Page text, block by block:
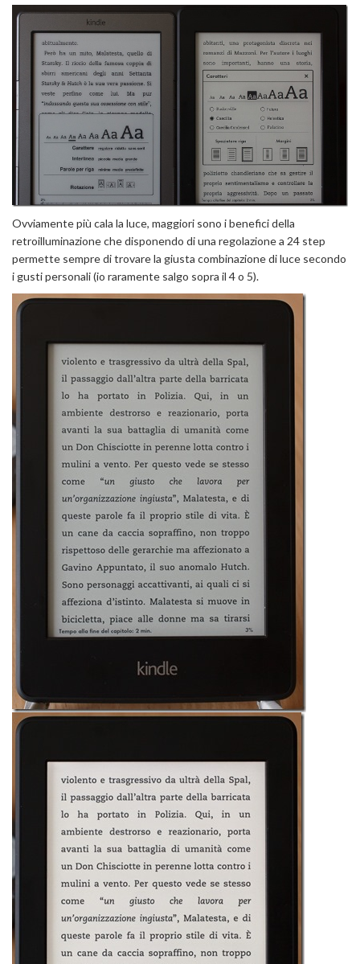
Ovviamente più cala la luce, maggiori sono i benefici della
retroilluminazione che disponendo di una regolazione a 24 step
permette sempre di trovare la giusta combinazione di luce secondo
i gusti personali (io raramente salgo sopra il 4 o 5).